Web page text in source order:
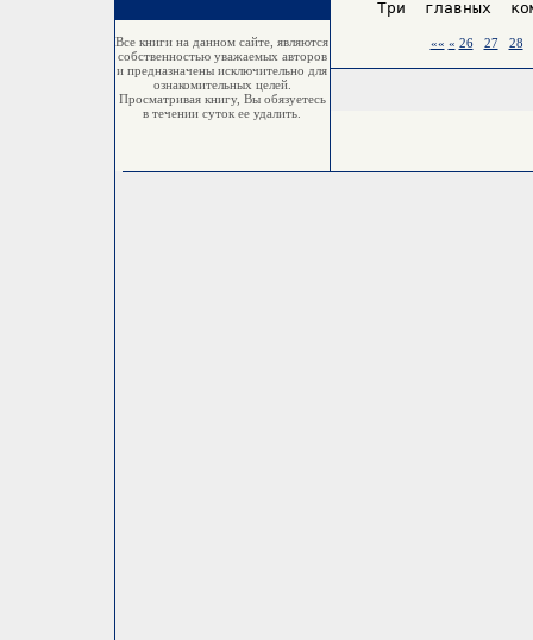
Все книги на данном сайте, являются
собственностью уважаемых авторов
и предназначены исключительно для
ознакомительных целей.
Просматривая книгу, Вы обязуетесь
в течении суток ее удалить.
«« « 26 27 28